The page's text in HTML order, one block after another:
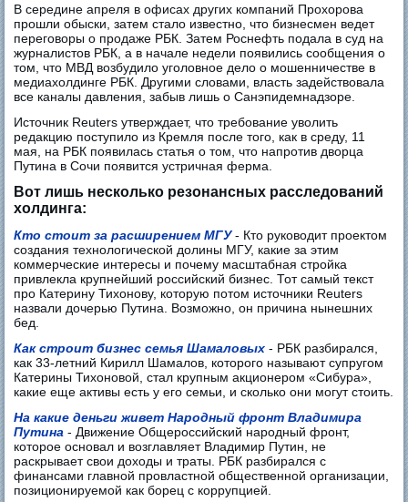
В середине апреля в офисах других компаний Прохорова
прошли обыски, затем стало известно, что бизнесмен ведет
переговоры о продаже РБК. Затем Роснефть подала в суд на
журналистов РБК, а в начале недели появились сообщения о
том, что МВД возбудило уголовное дело о мошенничестве в
медиахолдинге РБК. Другими словами, власть задействовала
все каналы давления, забыв лишь о Санэпидемнадзоре.
Источник Reuters утверждает, что требование уволить
редакцию поступило из Кремля после того, как в среду, 11
мая, на РБК появилась статья о том, что напротив дворца
Путина в Сочи появится устричная ферма.
Вот лишь несколько резонансных расследований
холдинга:
Кто стоит за расширением МГУ- Кто руководит проектом
создания технологической долины МГУ, какие за этим
коммерческие интересы и почему масштабная стройка
привлекла крупнейший российский бизнес. Тот самый текст
про Катерину Тихонову, которую потом источники Reuters
назвали дочерью Путина. Возможно, он причина нынешних
бед.
Как строит бизнес семья Шамаловых - РБК разбирался,
как 33-летний Кирилл Шамалов, которого называют супругом
Катерины Тихоновой, стал крупным акционером «Сибура»,
какие еще активы есть у его семьи, и сколько они могут стоить.
На какие деньги живет Народный фронт Владимира
Путина - Движение Общероссийский народный фронт,
которое основал и возглавляет Владимир Путин, не
раскрывает свои доходы и траты. РБК разбирался с
финансами главной провластной общественной организации,
позиционируемой как борец с коррупцией.